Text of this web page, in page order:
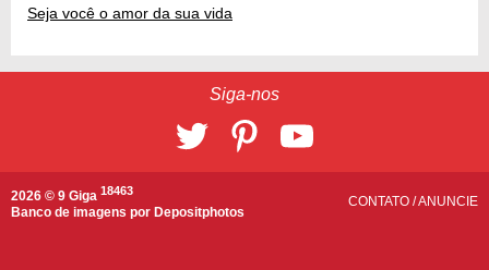
Seja você o amor da sua vida
Siga-nos
2026 © 9 Giga 18463
Banco de imagens por Depositphotos
CONTATO /ANUNCIE